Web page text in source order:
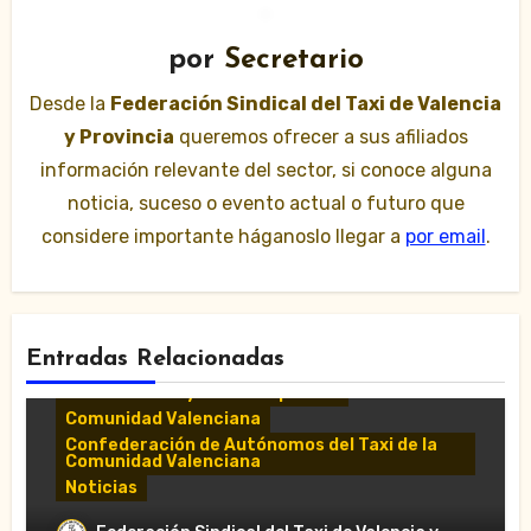
por Secretario
Desde la Federación Sindical del Taxi de Valencia
y Provincia queremos ofrecer a sus afiliados
información relevante del sector, si conoce alguna
noticia, suceso o evento actual o futuro que
considere importante háganoslo llegar a por email.
Entradas Relacionadas
Comunidad Valenciana
Confederación de Autónomos del Taxi de la
Comunidad Valenciana
Noticias